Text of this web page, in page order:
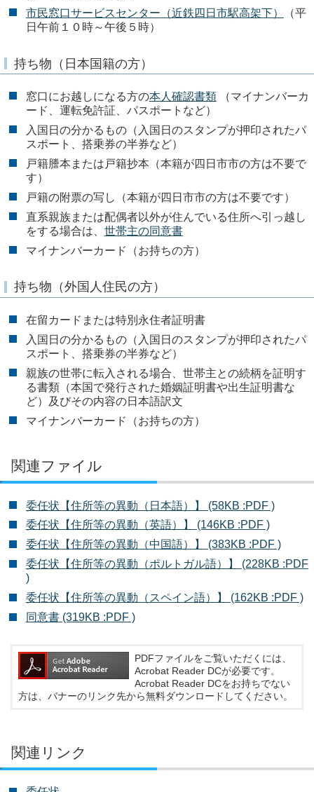
市民窓口サービスセンター（近鉄四日市駅高架下）
（平
日午前１０時～午後５時）
持ち物（日本国籍の方）
窓口にお越しになる方の本人確認書類（マイナンバーカ
ード、運転免許証、パスポートなど）
入国日の分かるもの（入国日のスタンプが押印されたパ
スポート、搭乗券の半券など）
戸籍謄本または戸籍抄本（本籍が四日市市の方は不要で
す）
戸籍の附票の写し（本籍が四日市市の方は不要です）
直系親族または配偶者以外が住んでいる住所へ引っ越し
をする場合は、 世帯主の同意書
マイナンバーカード（お持ちの方）
持ち物（外国人住民の方）
在留カードまたは特別永住者証明書
入国日の分かるもの（入国日のスタンプが押印されたパ
スポート、搭乗券の半券など）
親族の世帯に転入される場合、世帯主との続柄を証明す
る書類（本国で発行された婚姻証明書や出生証明書な
ど）及びその内容の日本語訳文
マイナンバーカード（お持ちの方）
関連ファイル
委任状【住所等の異動（日本語）】 (58KB :PDF )
委任状【住所等の異動（英語）】 (146KB :PDF )
委任状【住所等の異動（中国語）】 (383KB :PDF )
委任状【住所等の異動（ポルトガル語）】 (228KB :PDF
)
委任状【住所等の異動（スペイン語）】 (162KB :PDF )
同意書 (319KB :PDF )
PDFファイルをご覧いただくには、
Acrobat Reader DCが必要です。
Acrobat Reader DCをお持ちでない
方は、バナーのリンク先から無料ダウンロードしてください。
関連リンク